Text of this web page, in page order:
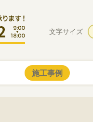
施工事例
文字サイズ